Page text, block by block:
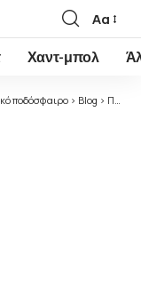
Font
Resizer
Αα
Χαντ-μπολ
ποδόσφαιρο > Blog > Ποδόσφαιρο